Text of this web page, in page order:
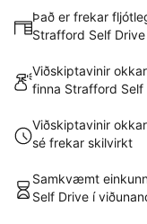
Það er frekar
Strafford Self Drive
Viðskiptavinir
finna Strafford Self
Viðskiptavinir
sé frekar skilvirkt
Samkvæmt
Self Drive í